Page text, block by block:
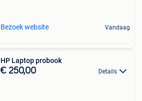
Bezoek website Vandaag
HP Laptop probook
€ 250,00 Details